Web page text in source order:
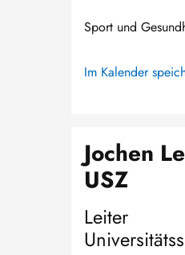
Sport und
Im Kalender
Jochen
USZ
Leiter